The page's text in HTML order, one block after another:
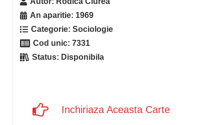
An aparitie: 1969
Categorie:Sociologie
Cod unic:7331
Status: Disponibila
Inchiriaza Aceasta Carte